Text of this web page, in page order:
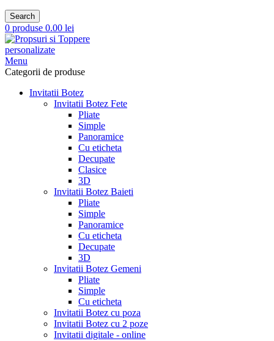
Search
0 produse 0.00 lei
Menu
Categorii de produse
Invitatii Botez
Invitatii Botez Fete
Pliate
Simple
Panoramice
Cu eticheta
Decupate
Clasice
3D
Invitatii Botez Baieti
Pliate
Simple
Panoramice
Cu eticheta
Decupate
3D
Invitatii Botez Gemeni
Pliate
Simple
Cu eticheta
Invitatii Botez cu poza
Invitatii Botez cu 2 poze
Invitatii digitale - online